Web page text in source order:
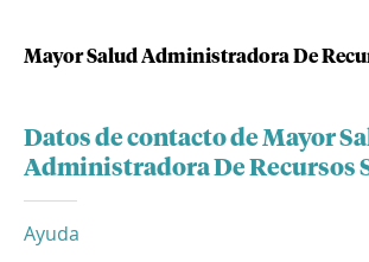
Mayor Salud Administradora De
Datos de contacto de Mayor
Administradora De Recursos
Ayuda